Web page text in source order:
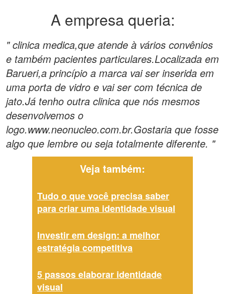
A empresa queria:
" clinica medica,que atende à vários convênios
e também pacientes particulares.Localizada em
Barueri,a princípio a marca vai ser inserida em
uma porta de vidro e vai ser com técnica de
jato.Já tenho outra clinica que nós mesmos
desenvolvemos o
logo.www.neonucleo.com.br.Gostaria que fosse
algo que lembre ou seja totalmente diferente. "
Veja também:
Tudo o que você precisa saber
para criar uma identidade visual
Investir em design: a melhor
estratégia competitiva
5 passos elaborar identidade
visual